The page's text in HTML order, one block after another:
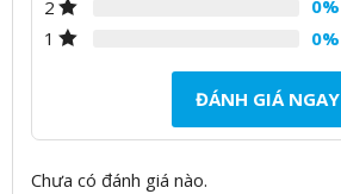
2
0%
1
0%
ĐÁNH GIÁ NGAY
Chưa có đánh giá nào.